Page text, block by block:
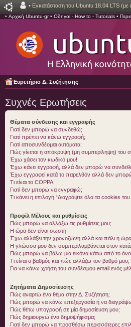
• Εγκατάσταση του Ubuntu 18.04 LTS (με
• Αρχική Ubuntu-gr• Οδηγοί - How to - Tutorials •
Ευρετήριο Δ. Συζήτησης
Συχνές Ερωτήσεις
Θέματα σύνδεσης και εγγραφής
Γιατί δεν μπορώ να συνδεθώ;
Γιατί πρέπει να κάνω εγγραφή;
Γιατί αποσυνδέομαι αυτόματα;
Πώς γίνεται η απόκρυψη (μη συμπερίληψη) του
Έχω χάσει τον κωδικό μου!
Έχω κάνει εγγραφή, αλλά δεν μπορώ να
Έχω εγγραφεί κατά το παρελθόν αλλά δεν
Τι είναι το COPPA;
Γιατί δεν μπορώ να εγγραφώ;
Τι κάνει η επιλογή “Διαγράψτε όλα τα cookies
Προφίλ Μέλους και ρυθμίσεις
Πώς μπορώ να αλλάξω τις ρυθμίσεις μου;
Η ώρα δεν είναι σωστή!
Έχω αλλάξει την χρονοζώνη αλλά και πάλι η ώρα
Η γλώσσα μου δεν συμπεριλαμβάνεται στον
Πώς μπορώ να βάλω μια εικόνα κάτω από το
Τι είναι ο βαθμός και πώς αλλάζω τον βαθμό μου;
Για να κάνω χρήση του συνδέσμου email ενός
Ζητήματα Δημοσίευσης
Πώς αναρτώ ένα θέμα στην Δ. Συζήτηση;
Πώς μπορώ να κάνω επεξεργασία ή να
Πώς θέτω υπογραφή σε μία δημοσίευση μου;
Πώς δημιουργώ ένα δημοψήφισμα;
Γιατί δεν μπορώ να προσθέσω περισσότερες